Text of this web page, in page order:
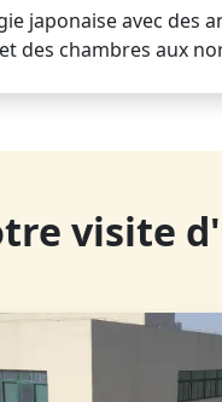
japonaise avec des
des chambres aux
visite